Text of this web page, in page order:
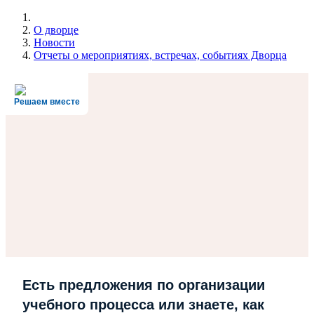
О дворце
Новости
Отчеты о мероприятиях, встречах, событиях Дворца
Решаем вместе
Есть предложения по организации
учебного процесса или знаете, как